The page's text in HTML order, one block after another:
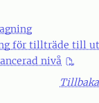
för tillträde till
nivå